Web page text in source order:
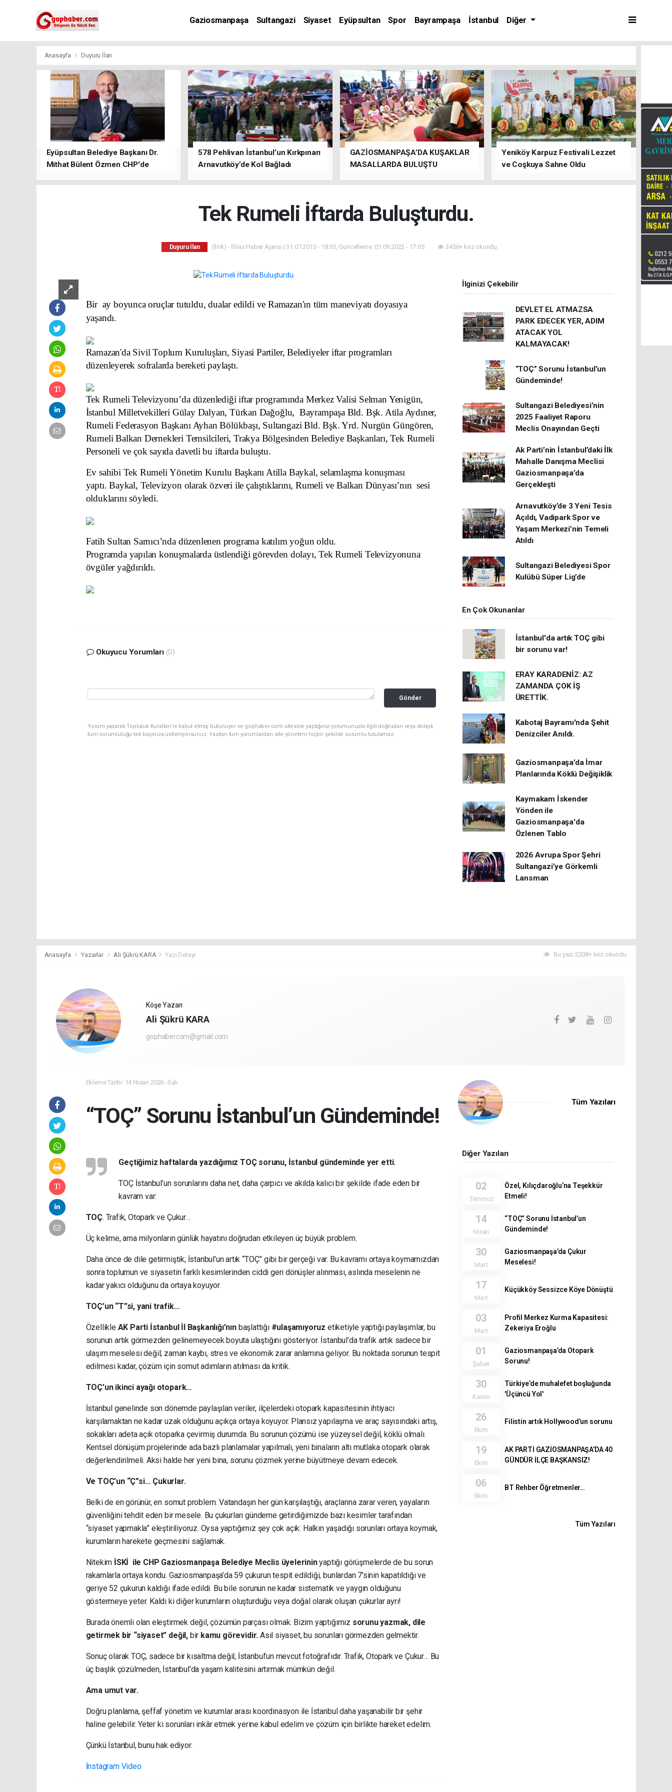
Gaziosmanpaşa Sultangazi Siyaset Eyüpsultan Spor Bayrampaşa İstanbul Diğer
Anasayfa Duyuru İlan
Eyüpsultan Belediye Başkanı Dr.
Mithat Bülent Özmen CHP'de
578 Pehlivan İstanbul’un Kırkpınarı
Arnavutköy’de Kol Bağladı
GAZİOSMANPAŞA’DA KUŞAKLAR
MASALLARDA BULUŞTU
Yeniköy Karpuz Festivali Lezzet
ve Coşkuya Sahne Oldu
Tek Rumeli İftarda Buluşturdu.
Duyuru İlan (İHA) - İhlas Haber Ajansı | 31.07.2013 - 18:55, Güncelleme: 01.09.2022 - 17:05 3456+ kez okundu.
Bir ay boyunca oruçlar tutuldu, dualar edildi ve Ramazan'ın tüm maneviyatı doyasıya
yaşandı.
Ramazan'da Sivil Toplum Kuruluşları, Siyasi Partiler, Belediyeler iftar programları
düzenleyerek sofralarda bereketi paylaştı.
Tek Rumeli Televizyonu’da düzenlediği iftar programında Merkez Valisi Selman Yenigün,
İstanbul Milletvekilleri Gülay Dalyan, Türkan Dağoğlu, Bayrampaşa Bld. Bşk. Atila Aydıner,
Rumeli Federasyon Başkanı Ayhan Bölükbaşı, Sultangazi Bld. Bşk. Yrd. Nurgün Güngören,
Rumeli Balkan Dernekleri Temsilcileri, Trakya Bölgesinden Belediye Başkanları, Tek Rumeli
Personeli ve çok sayıda davetli bu iftarda buluştu.
Ev sahibi Tek Rumeli Yönetim Kurulu Başkanı Atilla Baykal, selamlaşma konuşması
yaptı. Baykal, Televizyon olarak özveri ile çalıştıklarını, Rumeli ve Balkan Dünyası’nın sesi
olduklarını söyledi.
Fatih Sultan Sarnıcı’nda düzenlenen programa katılım yoğun oldu.
Programda yapılan konuşmalarda üstlendiği görevden dolayı, Tek Rumeli Televizyonuna
övgüler yağdırıldı.
Okuyucu Yorumları (0)
Gönder
Yorum yazarak Topluluk Kuralları’nı kabul etmiş bulunuyor ve gophaber.com sitesine yaptığınız yorumunuzla ilgili doğrudan veya dolaylı
tüm sorumluluğu tek başınıza üstleniyorsunuz. Yazılan tüm yorumlardan site yönetimi hiçbir şekilde sorumlu tutulamaz.
İlginizi Çekebilir
DEVLET EL ATMAZSA
PARK EDECEK YER, ADIM
ATACAK YOL
KALMAYACAK!
“TOÇ” Sorunu İstanbul’un
Gündeminde!
Sultangazi Belediyesi’nin
2025 Faaliyet Raporu
Meclis Onayından Geçti
Ak Parti’nin İstanbul’daki İlk
Mahalle Danışma Meclisi
Gaziosmanpaşa’da
Gerçekleşti
Arnavutköy’de 3 Yeni Tesis
Açıldı, Vadipark Spor ve
Yaşam Merkezi’nin Temeli
Atıldı
Sultangazi Belediyesi Spor
Kulübü Süper Lig’de
En Çok Okunanlar
İstanbul'da artık TOÇ gibi
bir sorunu var!
ERAY KARADENİZ: AZ
ZAMANDA ÇOK İŞ
ÜRETTİK.
Kabotaj Bayramı'nda Şehit
Denizciler Anıldı.
Gaziosmanpaşa’da İmar
Planlarında Köklü Değişiklik
Kaymakam İskender
Yönden ile
Gaziosmanpaşa'da
Özlenen Tablo
2026 Avrupa Spor Şehri
Sultangazi’ye Görkemli
Lansman
Anasayfa Yazarlar Ali Şükrü KARA Yazı Detayı Bu yazı 2208+ kez okundu.
Köşe Yazarı
Ali Şükrü KARA
gophabercom@gmail.com
Ekleme Tarihi: 14 Nisan 2026 -Salı
“TOÇ” Sorunu İstanbul’un Gündeminde!
Geçtiğimiz haftalarda yazdığımız TOÇ sorunu, İstanbul gündeminde yer etti.
TOÇ İstanbul’un sorunlarını daha net, daha çarpıcı ve akılda kalıcı bir şekilde ifade eden bir
kavram var:
TOÇ. Trafik, Otopark ve Çukur…
Üç kelime, ama milyonların günlük hayatını doğrudan etkileyen üç büyük problem.
Daha önce de dile getirmiştik; İstanbul’un artık “TOÇ” gibi bir gerçeği var. Bu kavramı ortaya koymamızdan
sonra toplumun ve siyasetin farklı kesimlerinden ciddi geri dönüşler alınması, aslında meselenin ne
kadar yakıcı olduğunu da ortaya koyuyor.
TOÇ’un “T”si, yani trafik…
Özellikle AK Parti İstanbul İl Başkanlığı’nınbaşlattığı #ulaşamıyoruz etiketiyle yaptığı paylaşımlar, bu
sorunun artık görmezden gelinemeyecek boyuta ulaştığını gösteriyor. İstanbul’da trafik artık sadece bir
ulaşım meselesi değil; zaman kaybı, stres ve ekonomik zarar anlamına geliyor. Bu noktada sorunun tespit
edilmesi kadar, çözüm için somut adımların atılması da kritik.
TOÇ’un ikinci ayağı otopark…
İstanbul genelinde son dönemde paylaşılan veriler, ilçelerdeki otopark kapasitesinin ihtiyacı
karşılamaktan ne kadar uzak olduğunu açıkça ortaya koyuyor. Plansız yapılaşma ve araç sayısındaki artış,
sokakları adeta açık otoparka çevirmiş durumda. Bu sorunun çözümü ise yüzeysel değil, köklü olmalı.
Kentsel dönüşüm projelerinde ada bazlı planlamalar yapılmalı, yeni binaların altı mutlaka otopark olarak
değerlendirilmeli. Aksi halde her yeni bina, sorunu çözmek yerine büyütmeye devam edecek.
Ve TOÇ’un “Ç”si… Çukurlar.
Belki de en görünür, en somut problem. Vatandaşın her gün karşılaştığı, araçlarına zarar veren, yayaların
güvenliğini tehdit eden bir mesele. Bu çukurları gündeme getirdiğimizde bazı kesimler tarafından
“siyaset yapmakla” eleştiriliyoruz. Oysa yaptığımız şey çok açık: Halkın yaşadığı sorunları ortaya koymak,
kurumların harekete geçmesini sağlamak.
Nitekim İSKİ ile CHP Gaziosmanpaşa Belediye Meclis üyelerininyaptığı görüşmelerde de bu sorun
rakamlarla ortaya kondu. Gaziosmanpaşa’da 59 çukurun tespit edildiği, bunlardan 7’sinin kapatıldığı ve
geriye 52 çukurun kaldığı ifade edildi. Bu bile sorunun ne kadar sistematik ve yaygın olduğunu
göstermeye yeter. Kaldı ki diğer kurumların oluşturduğu veya doğal olarak oluşan çukurlar ayrı!
Burada önemli olan eleştirmek değil, çözümün parçası olmak. Bizim yaptığımız sorunu yazmak, dile
getirmek bir “siyaset” değil,bir kamu görevidir. Asıl siyaset, bu sorunları görmezden gelmektir.
Sonuç olarak TOÇ, sadece bir kısaltma değil; İstanbul’un mevcut fotoğrafıdır. Trafik, Otopark ve Çukur… Bu
üç başlık çözülmeden, İstanbul’da yaşam kalitesini artırmak mümkün değil.
Ama umut var.
Doğru planlama, şeffaf yönetim ve kurumlar arası koordinasyon ile İstanbul daha yaşanabilir bir şehir
haline gelebilir. Yeter ki sorunları inkâr etmek yerine kabul edelim ve çözüm için birlikte hareket edelim.
Çünkü İstanbul, bunu hak ediyor.
İnstagram Video
Tüm Yazıları
Diğer Yazıları
02
Temmuz
Özel, Kılıçdaroğlu’na Teşekkür
Etmeli!
14
Nisan
“TOÇ” Sorunu İstanbul’un
Gündeminde!
30
Mart
Gaziosmanpaşa’da Çukur
Meselesi!
17
Mart
Küçükköy Sessizce Köye Dönüştü
03
Mart
Profil Merkez Kurma Kapasitesi:
Zekeriya Eroğlu
01
Şubat
Gaziosmanpaşa’da Otopark
Sorunu!
30
Kasım
Türkiye’de muhalefet boşluğunda
'Üçüncü Yol'
26
Ekim
Filistin artık Hollywood’un sorunu
19
Ekim
AK PARTİ GAZİOSMANPAŞA’DA 40
GÜNDÜR İLÇE BAŞKANSIZ!
06
Ekim
BT Rehber Öğretmenler…
Tüm Yazıları